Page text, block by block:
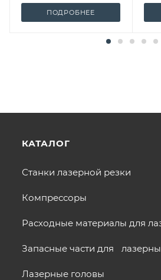
ПОДРОБНЕЕ
КАТАЛОГ
Станки лазерной резки
Компрессоры
Расходные материалы для
Запасные части для
Лазерные головы